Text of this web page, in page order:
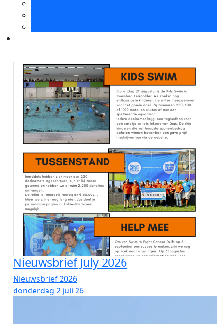
Nieuwsbrief July 2026
Nieuwsbrief 2026
donderdag 2 juli 26